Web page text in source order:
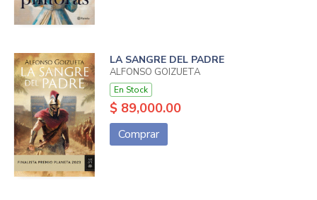
LA SANGRE DEL PADRE
ALFONSO GOIZUETA
En Stock
$ 89,000.00
Comprar